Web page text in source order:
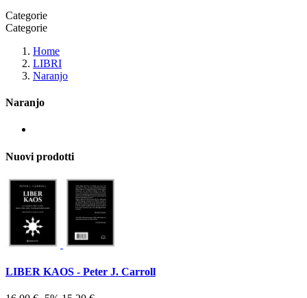
Categorie
Categorie
Home
LIBRI
Naranjo
Naranjo
Nuovi prodotti
LIBER KAOS - Peter J. Carroll